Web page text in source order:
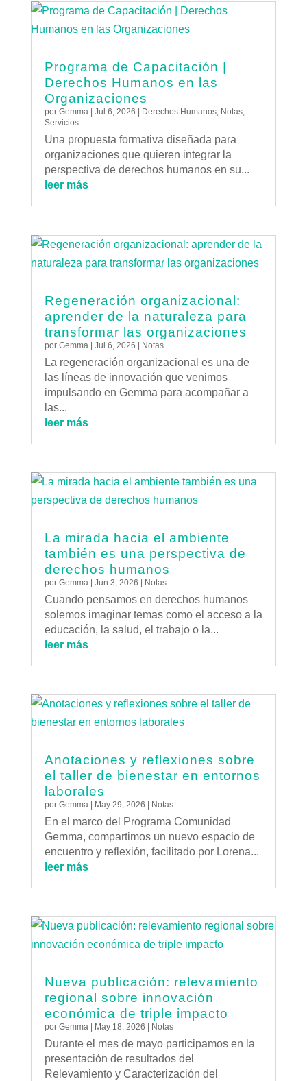
Programa de Capacitación |
Derechos Humanos en las
Organizaciones
por Gemma| Jul 6, 2026 Derechos Humanos, Notas,
Servicios
Una propuesta formativa diseñada para
organizaciones que quieren integrar la
perspectiva de derechos humanos en su...
leer más
Regeneración organizacional:
aprender de la naturaleza para
transformar las organizaciones
por Gemma | Jul 6, 2026 | Notas
La regeneración organizacional es una de
las líneas de innovación que venimos
impulsando en Gemma para acompañar a
las...
leer más
La mirada hacia el ambiente
también es una perspectiva de
derechos humanos
por Gemma | Jun 3, 2026 | Notas
Cuando pensamos en derechos humanos
solemos imaginar temas como el acceso a la
educación, la salud, el trabajo o la...
leer más
Anotaciones y reflexiones sobre
el taller de bienestar en entornos
laborales
por Gemma| May 29, 2026 Notas
En el marco del Programa Comunidad
Gemma, compartimos un nuevo espacio de
encuentro y reflexión, facilitado por Lorena...
leer más
Nueva publicación: relevamiento
regional sobre innovación
económica de triple impacto
por Gemma| May 18, 2026 Notas
Durante el mes de mayo participamos en la
presentación de resultados del
Relevamiento y Caracterización del